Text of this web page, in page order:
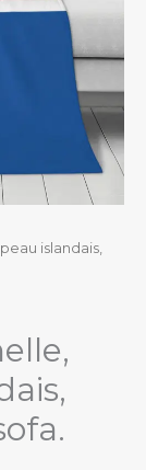
islandais,